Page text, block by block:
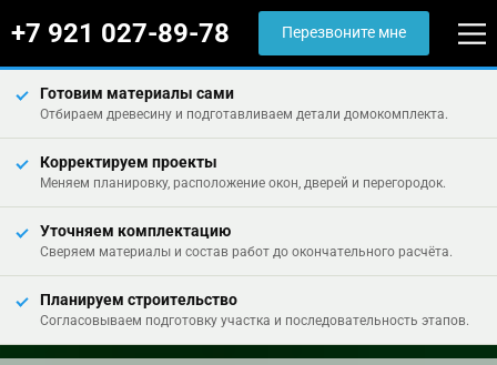
+7 921 027-89-78 Перезвоните мне
Готовим материалы сами
Отбираем древесину и подготавливаем детали домокомплекта.
Корректируем проекты
Меняем планировку, расположение окон, дверей и перегородок.
Уточняем комплектацию
Сверяем материалы и состав работ до окончательного расчёта.
Планируем строительство
Согласовываем подготовку участка и последовательность этапов.